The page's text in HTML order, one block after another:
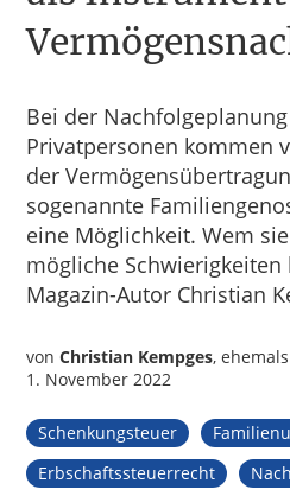
Investment
Funds
I
Tax
Bei der
Privatpersonen kommen
der
sogenannte
eine Möglichkeit. Wem
mögliche Schwierigkeiten
Magazin-Autor Christian
vonChristian Kempges, ehemals
1. November 2022
Schenkungsteuer
Erbschaftssteuerrecht